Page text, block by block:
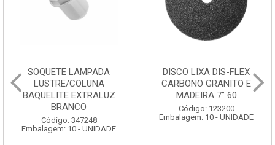
SOQUETE LAMPADA
LUSTRE/COLUNA
BAQUELITE EXTRALUZ
BRANCO
Código: 347248
Embalagem: 10 - UNIDADE
DISCO LIXA DIS-FLEX
CARBONO GRANITO E
MADEIRA 7” 60
Código: 123200
Embalagem: 10 - UNIDADE